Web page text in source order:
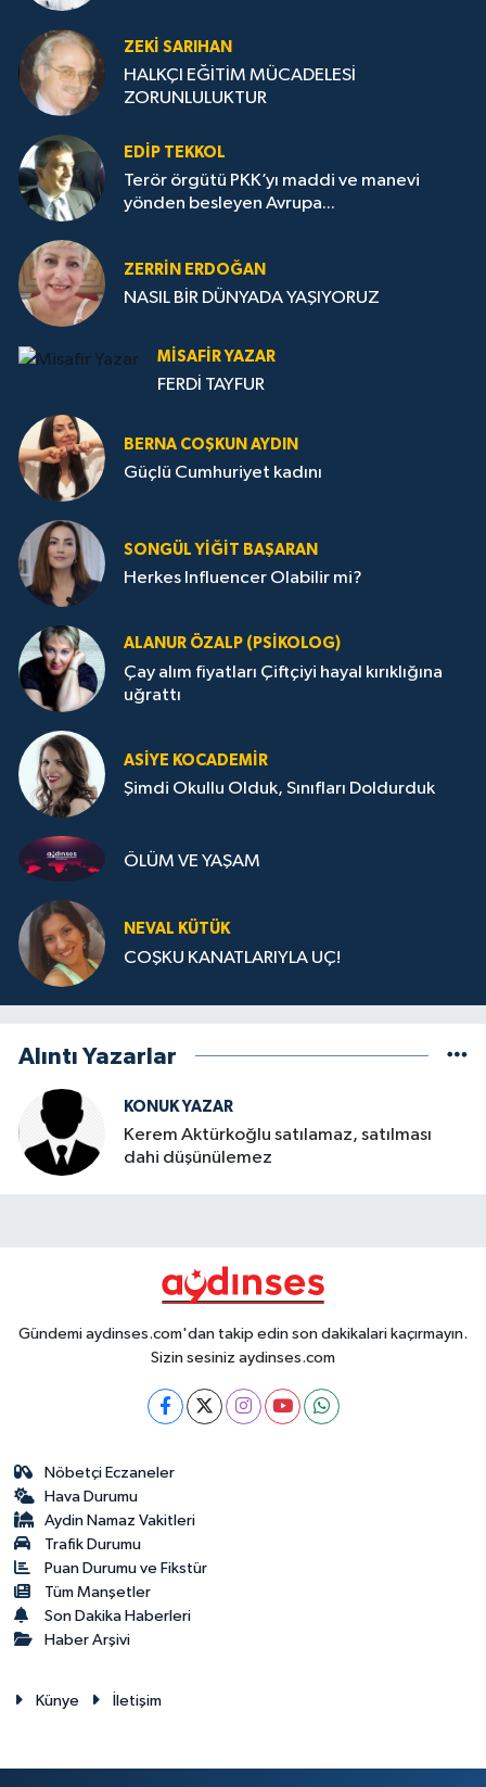
ZEKI SARIHAN
HALKÇI EĞİTİM MÜCADELESİ
ZORUNLULUKTUR
EDIP TEKKOL
Terör örgütü PKK’yı maddi ve manevi
yönden besleyen Avrupa...
ZERRIN ERDOĞAN
NASIL BİR DÜNYADA YAŞIYORUZ
MISAFIR YAZAR
FERDİ TAYFUR
BERNA COŞKUN AYDIN
Güçlü Cumhuriyet kadını
SONGÜL YIĞIT BAŞARAN
Herkes Influencer Olabilir mi?
ALANUR ÖZALP (PSIKOLOG)
Çay alım fiyatları Çiftçiyi hayal kırıklığına
uğrattı
ASIYE KOCADEMİR
Şimdi Okullu Olduk, Sınıfları Doldurduk
ÖLÜM VE YAŞAM
NEVAL KÜTÜK
COŞKU KANATLARIYLA UÇ!
Alıntı Yazarlar
KONUK YAZAR
Kerem Aktürkoğlu satılamaz, satılması
dahi düşünülemez
Gündemi aydinses.com'dan takip edin son dakikalari kaçırmayın.
Sizin sesiniz aydinses.com
Nöbetçi Eczaneler
Hava Durumu
Aydin Namaz Vakitleri
Trafik Durumu
Puan Durumu ve Fikstür
Tüm Manşetler
Son Dakika Haberleri
Haber Arşivi
Künye İletişim